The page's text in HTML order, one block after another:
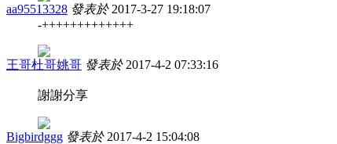
aa95513328 發表於 2017-3-27 19:18:07
-+++++++++++++
王哥杜哥姚哥 發表於 2017-4-2 07:33:16
謝謝分享
Bigbirdggg 發表於 2017-4-2 15:04:08